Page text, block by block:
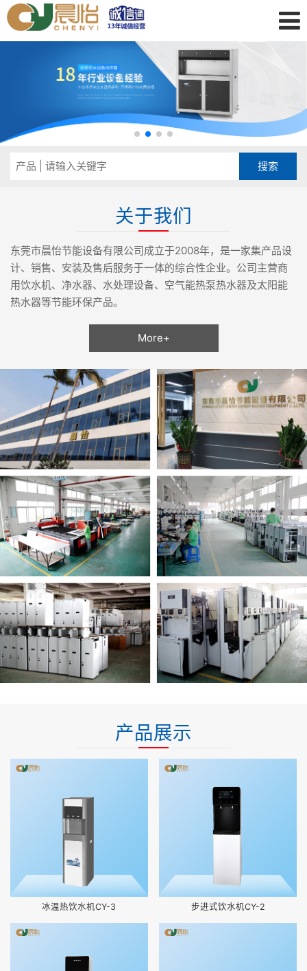
关于我们
东莞市晨怡节能设备有限公司成立于2008年，是一家集产品设
计、销售、安装及售后服务于一体的综合性企业。公司主营商
用饮水机、净水器、水处理设备、空气能热泵热水器及太阳能
热水器等节能环保产品。
More+
产品展示
冰温热饮水机CY-3 步进式饮水机CY-2